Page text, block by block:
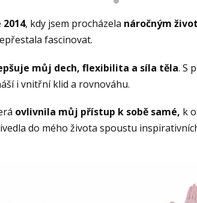
, kdy jsem procházela náročným
fascinovat.
můj dech, flexibilita a síla těla. S
i vnitřní klid a rovnováhu.
ovlivnila můj přístup k sobě samé, k
do mého života spoustu